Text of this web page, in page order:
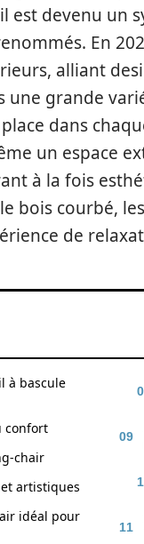
est devenu un
En
alliant
une grande
dans
un espace
à la fois
bois courbé,
de
à bascule
confort
chair
artistiques
idéal pour